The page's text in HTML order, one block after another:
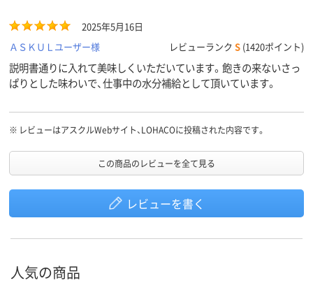
2025年5月16日
ＡＳＫＵＬユーザー様
レビューランク S (1420ポイント)
説明書通りに入れて美味しくいただいています。飽きの来ないさっ
ぱりとした味わいで、仕事中の水分補給として頂いています。
※ レビューはアスクルWebサイト、LOHACOに投稿された内容です。
この商品のレビューを全て見る
レビューを書く
人気の商品